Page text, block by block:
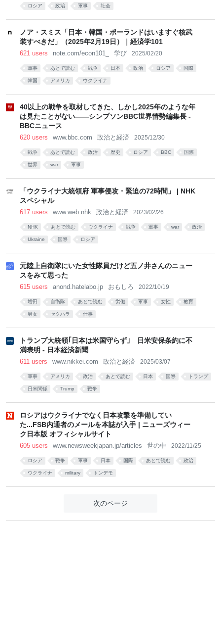
ロシア 政治 軍事 社会
ノア・スミス「日本・韓国・ポーランドはいますぐ核武
装すべきだ」（2025年2月19日）｜経済学101
621 users note.com/econ101_ 学び 2025/02/20
軍事 あとで読む 戦争 日本 政治 ロシア 国際
韓国 アメリカ ウクライナ
40以上の戦争を取材してきた、しかし2025年のような年
は見たことがない――シンプソンBBC世界情勢編集長 -
BBCニュース
620 users www.bbc.com 政治と経済 2025/12/30
戦争 あとで読む 政治 歴史 ロシア BBC 国際
世界 war 軍事
「ウクライナ大統領府 軍事侵攻・緊迫の72時間」 | NHK
スペシャル
617 users www.web.nhk 政治と経済 2023/02/26
NHK あとで読む ウクライナ 戦争 軍事 war 政治
Ukraine 国際 ロシア
元陸上自衛隊にいた女性隊員だけど五ノ井さんのニュー
スをみて思った
615 users anond.hatelabo.jp おもしろ 2022/10/19
増田 自衛隊 あとで読む 労働 軍事 女性 教育
男女 セクハラ 仕事
トランプ大統領｢日本は米国守らず｣ 日米安保条約に不
満表明 - 日本経済新聞
611 users www.nikkei.com 政治と経済 2025/03/07
軍事 アメリカ 政治 あとで読む 日本 国際 トランプ
日米関係 Trump 戦争
ロシアはウクライナでなく日本攻撃を準備してい
た...FSB内通者のメールを本誌が入手 | ニューズウィー
ク日本版 オフィシャルサイト
605 users www.newsweekjapan.jp/articles 世の中 2022/11/25
ロシア 戦争 軍事 日本 国際 あとで読む 政治
ウクライナ military トンデモ
次のページ